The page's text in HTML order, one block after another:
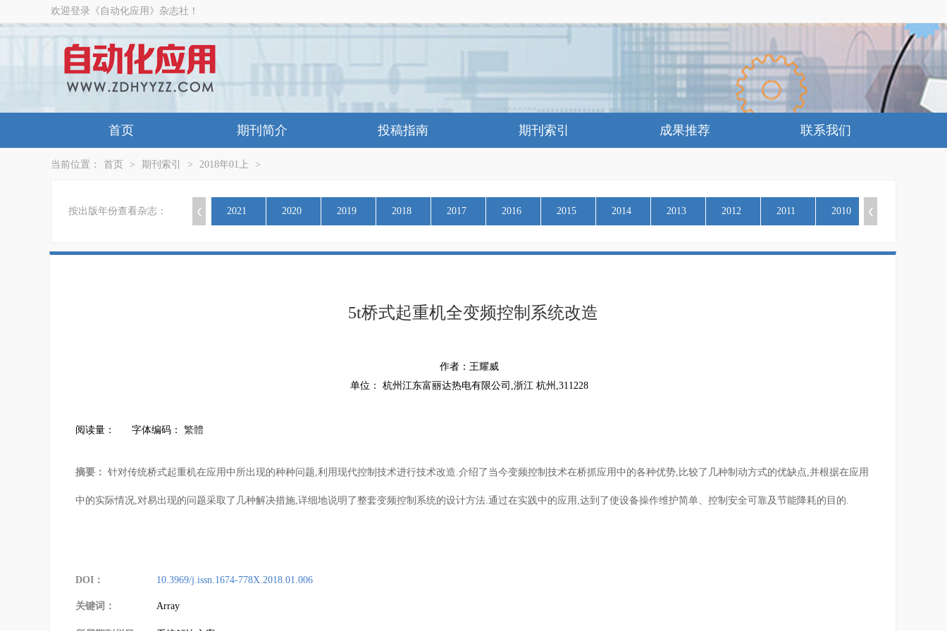
欢迎登录《自动化应用》杂志社！
首页 期刊简介 投稿指南 期刊索引 成果推荐 联系我们
当前位置： 首页 > 期刊索引 > 2018年01上 >
按出版年份查看杂志： 2021 2020 2019 2018 2017 2016 2015 2014 2013 2012 2011 2010
5t桥式起重机全变频控制系统改造
作者：王耀威
单位： 杭州江东富丽达热电有限公司,浙江 杭州,311228
阅读量： 字体编码： 繁體
摘要： 针对传统桥式起重机在应用中所出现的种种问题,利用现代控制技术进行技术改造.介绍了当今变频控制技术在桥抓应用中的各种优势,比较了几种制动方式的优缺点,并根据在应用
中的实际情况,对易出现的问题采取了几种解决措施,详细地说明了整套变频控制系统的设计方法.通过在实践中的应用,达到了使设备操作维护简单、控制安全可靠及节能降耗的目的.
DOI： 10.3969/j.issn.1674-778X.2018.01.006
关键词： Array